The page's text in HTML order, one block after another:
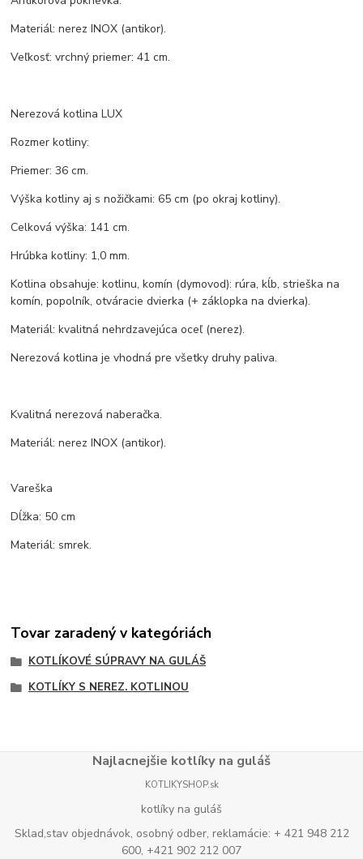
Materiál: nerez INOX (antikor).
Veľkosť: vrchný priemer: 41 cm.
Nerezová kotlina LUX
Rozmer kotliny:
Priemer: 36 cm.
Výška kotliny aj s nožičkami: 65 cm (po okraj kotliny).
Celková výška: 141 cm.
Hrúbka kotliny: 1,0 mm.
Kotlina obsahuje: kotlinu, komín (dymovod): rúra, kĺb, strieška na
komín, popolník, otváracie dvierka (+ záklopka na dvierka).
Materiál: kvalitná nehrdzavejúca oceľ (nerez).
Nerezová kotlina je vhodná pre všetky druhy paliva.
Kvalitná nerezová naberačka.
Materiál: nerez INOX (antikor).
Vareška
Dĺžka: 50 cm
Materiál: smrek.
Tovar zaradený v kategóriách
KOTLÍKOVÉ SÚPRAVY NA GULÁŠ
KOTLÍKY S NEREZ. KOTLINOU
Najlacnejšie kotlíky na guláš
KOTLIKYSHOP.sk
kotlíky na guláš
Sklad,stav objednávok, osobný odber, reklamácie: + 421 948 212
600, +421 902 212 007